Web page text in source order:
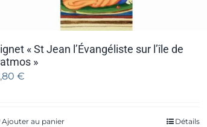
« St Jean l’Évangéliste sur l’île de
»
€
Ajouter au panier Détails